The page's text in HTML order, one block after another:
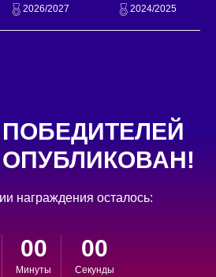
2026/2027 2024/2025
ОПУБЛИКОВАН!
награждения осталось:
00
Минуты
00
Секунды